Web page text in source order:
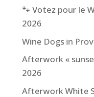
🐾 Votez pour le
2026
Wine Dogs in
Afterwork «
2026
Afterwork White